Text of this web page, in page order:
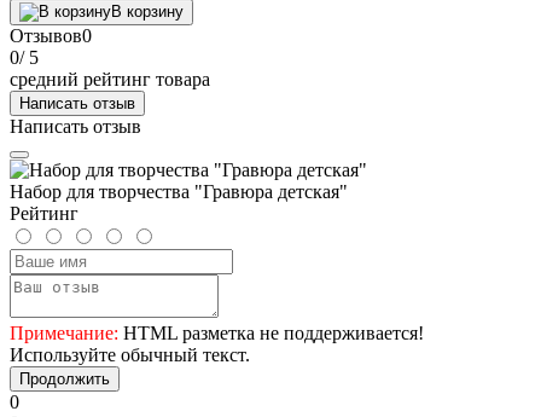
В корзину
Отзывов0
0/ 5
средний рейтинг товара
Написать отзыв
Написать отзыв
Набор для творчества "Гравюра детская"
Рейтинг
Примечание: HTML разметка не поддерживается!
Используйте обычный текст.
Продолжить
0